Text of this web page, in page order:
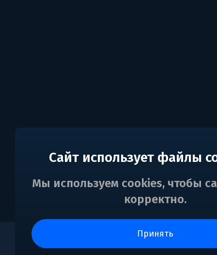
0
Сайт использует файлы
Мы используем cookies, чтобы
корректно.
принять